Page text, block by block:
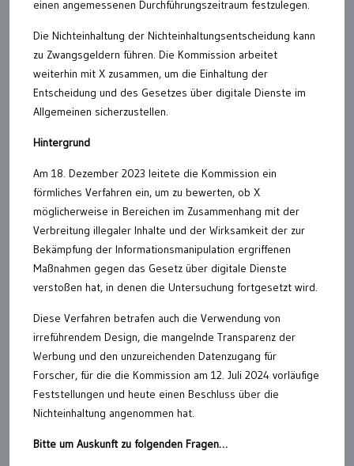
einen angemessenen Durchführungszeitraum festzulegen.
Die Nichteinhaltung der Nichteinhaltungsentscheidung kann
zu Zwangsgeldern führen. Die Kommission arbeitet
weiterhin mit X zusammen, um die Einhaltung der
Entscheidung und des Gesetzes über digitale Dienste im
Allgemeinen sicherzustellen.
Hintergrund
Am 18. Dezember 2023 leitete die Kommission ein
förmliches Verfahren ein, um zu bewerten, ob X
möglicherweise in Bereichen im Zusammenhang mit der
Verbreitung illegaler Inhalte und der Wirksamkeit der zur
Bekämpfung der Informationsmanipulation ergriffenen
Maßnahmen gegen das Gesetz über digitale Dienste
verstoßen hat, in denen die Untersuchung fortgesetzt wird.
Diese Verfahren betrafen auch die Verwendung von
irreführendem Design, die mangelnde Transparenz der
Werbung und den unzureichenden Datenzugang für
Forscher, für die die Kommission am 12. Juli 2024 vorläufige
Feststellungen und heute einen Beschluss über die
Nichteinhaltung angenommen hat.
Bitte um Auskunft zu folgenden Fragen…